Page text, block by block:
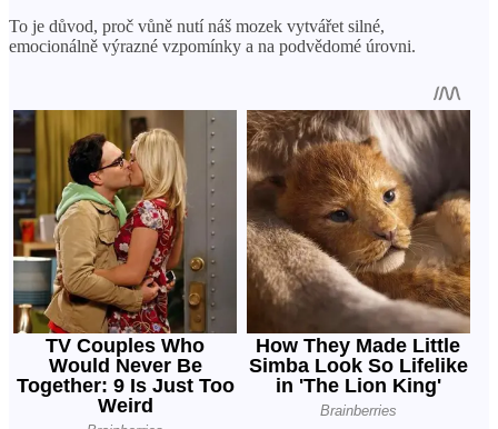
To je důvod, proč vůně nutí náš mozek vytvářet silné,
emocionálně výrazné vzpomínky a na podvědomé úrovni.